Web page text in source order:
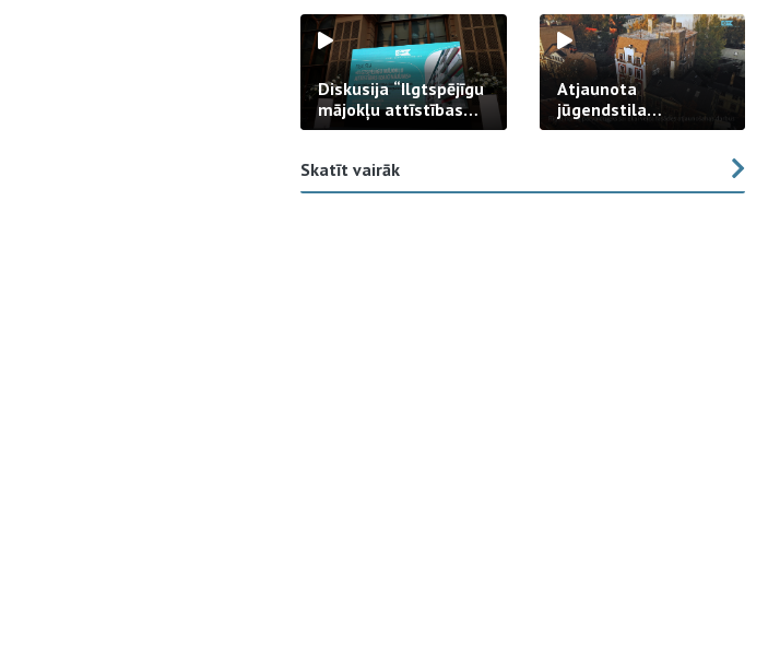
Diskusija “Ilgtspējīgu
mājokļu attīstības
izaicinājums”
Atjaunota
jūgendstila
arhitektūras pērles
Skatīt vairāk